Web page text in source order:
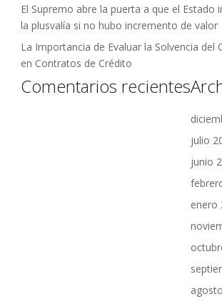
El Supremo abre la puerta a que el Estado
la plusvalía si no hubo incremento de valor
La Importancia de Evaluar la Solvencia del
en Contratos de Crédito
Comentarios recientes
julio
junio
enero